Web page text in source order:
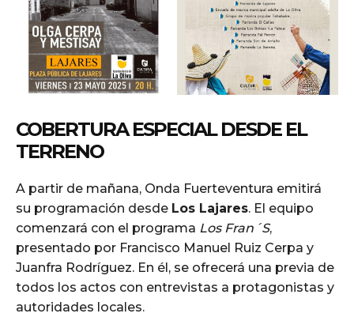
COBERTURA ESPECIAL DESDE EL
TERRENO
A partir de mañana, Onda Fuerteventura emitirá
su programación desde Los Lajares. El equipo
comenzará con el programa Los Fran´S,
presentado por Francisco Manuel Ruiz Cerpa y
Juanfra Rodríguez. En él, se ofrecerá una previa de
todos los actos con entrevistas a protagonistas y
autoridades locales.